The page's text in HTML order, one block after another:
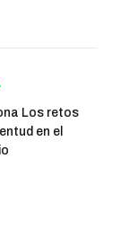
Los retos
en el